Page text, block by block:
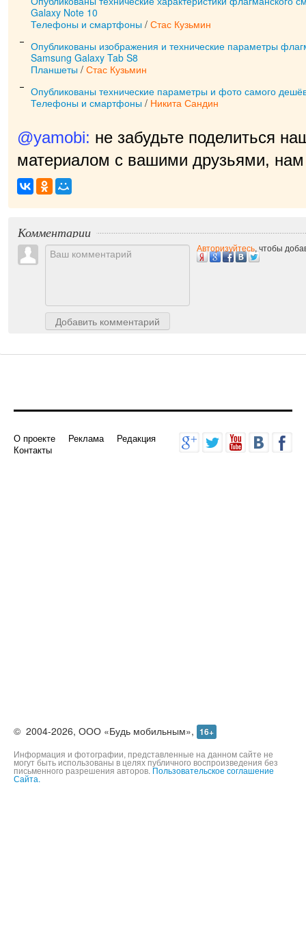
Galaxy Note 10
Телефоны и смартфоны / Стас Кузьмин
Опубликованы изображения и технические параметры
Samsung Galaxy Tab S8
Планшеты / Стас Кузьмин
Опубликованы технические параметры и фото самого
Телефоны и смартфоны / Никита Сандин
@yamobi: не забудьте поделиться
материалом с вашими друзьями, нам
прият|
Комментарии
©2004-2026,ООО «Будь мобильным», 16+
Информация и фотографии, представленные на данном сайте не
могут быть использованы в целях публичного воспроизведения без